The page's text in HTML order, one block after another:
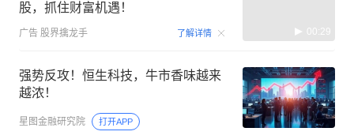
股，抓住财富机遇！
广告 股界擒龙手 了解详情 00:29
强势反攻！恒生科技，牛市香味越来
越浓！
星图金融研究院 打开APP